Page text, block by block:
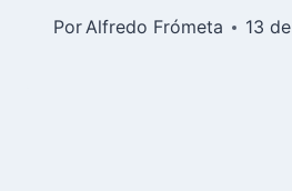
PorAlfredo Frómeta 13